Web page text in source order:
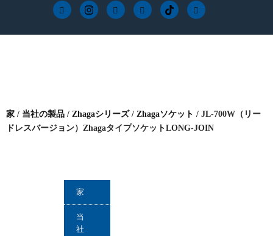
家
当
社
家 / 当社の製品 / Zhagaシリーズ/ Zhagaソケット / JL-700W（リー
ドレスバージョン）ZhagaタイプソケットLONG-JOIN